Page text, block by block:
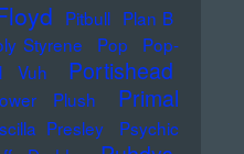
Pitbull Plan B
Styrene Pop
Pop-
Vuh Portishead
Plush
Primal
Presley
Psychic